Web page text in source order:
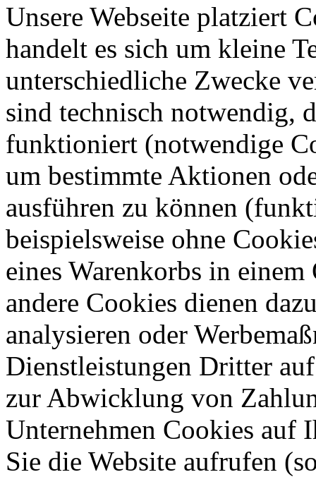
Unsere Webseite platziert
handelt es sich um kleine
unterschiedliche Zwecke
sind technisch notwendig,
funktioniert (notwendige
um bestimmte Aktionen
ausführen zu können
beispielsweise ohne
eines Warenkorbs in
andere Cookies dienen
analysieren oder
Dienstleistungen Dritter
zur Abwicklung von
Unternehmen Cookies auf
Sie die Website aufrufen